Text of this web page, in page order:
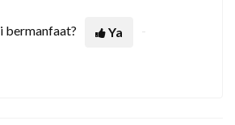
bermanfaat?
Ya